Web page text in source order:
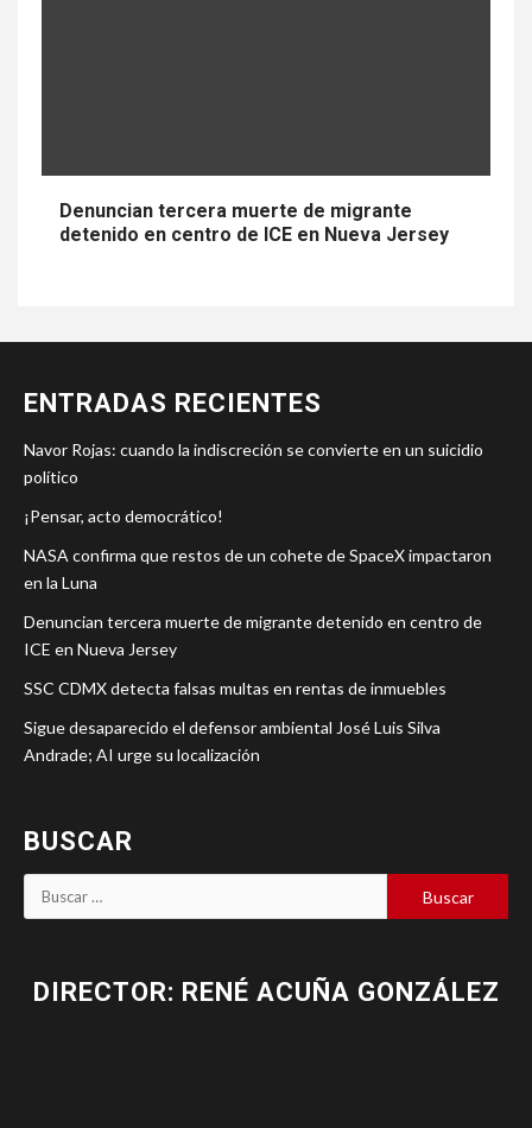
Denuncian tercera muerte de migrante
detenido en centro de ICE en Nueva Jersey
ENTRADAS RECIENTES
Navor Rojas: cuando la indiscreción se convierte en un suicidio
político
¡Pensar, acto democrático!
NASA confirma que restos de un cohete de SpaceX impactaron
en la Luna
Denuncian tercera muerte de migrante detenido en centro de
ICE en Nueva Jersey
SSC CDMX detecta falsas multas en rentas de inmuebles
Sigue desaparecido el defensor ambiental José Luis Silva
Andrade; AI urge su localización
BUSCAR
DIRECTOR: RENÉ ACUÑA GONZÁLEZ